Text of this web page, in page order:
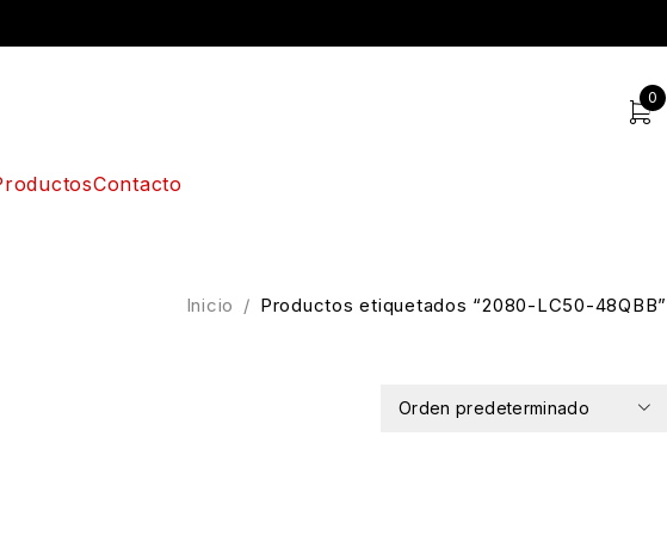
0
Contacto
Inicio / Productos etiquetados “2080-LC50-48QBB”
Orden predeterminado